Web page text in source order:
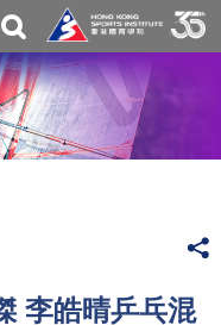
關
搜
尋
李皓晴乒乓混